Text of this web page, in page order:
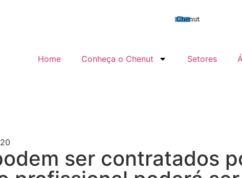
Home Conheça o Chenut Setores
ser contratados